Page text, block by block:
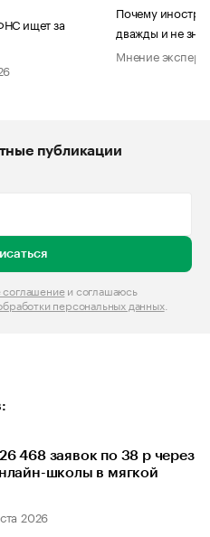
ищет за
Почему
дважды и не
Мнение
публикации
соглашениеи соглашаюсь
персональных данных.
468 заявок по 38 р через
школы в мягкой
2026